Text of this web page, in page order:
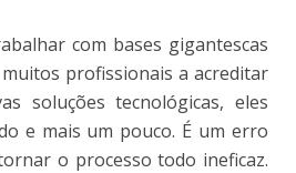
com bases gigantescas
profissionais a acreditar
soluções tecnológicas, eles
e mais um pouco. É um erro
o processo todo ineficaz.